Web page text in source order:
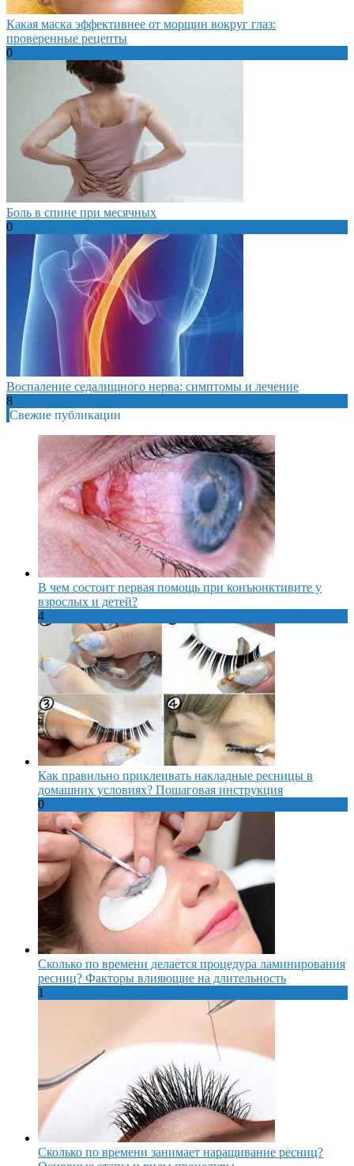
Какая маска эффективнее от морщин вокруг глаз:
проверенные рецепты
0
Боль в спине при месячных
0
Воспаление седалищного нерва: симптомы и лечение
8
Свежие публикации
В чем состоит первая помощь при конъюнктивите у
взрослых и детей?
4
Как правильно приклеивать накладные ресницы в
домашних условиях? Пошаговая инструкция
0
Сколько по времени делается процедура ламинирования
ресниц? Факторы влияющие на длительность
1
Сколько по времени занимает наращивание ресниц?